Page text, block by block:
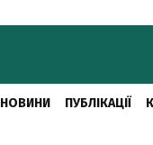
НОВИНИ ПУБЛІКАЦІЇ